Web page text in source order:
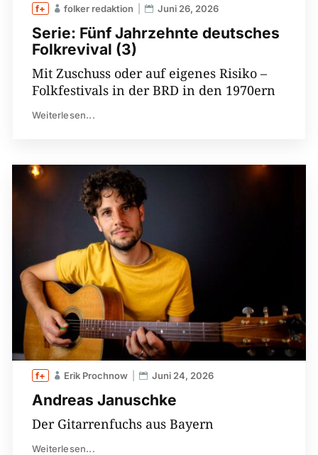
Serie: Fünf Jahrzehnte deutsches
Folkrevival (3)
folker redaktion Juni 26, 2026
Mit Zuschuss oder auf eigenes Risiko –
Folkfestivals in der BRD in den 1970ern
Weiterlesen...
Andreas Januschke
Erik Prochnow Juni 24, 2026
Der Gitarrenfuchs aus Bayern
Weiterlesen...